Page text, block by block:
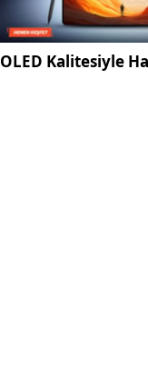
OLED Kalitesiyle